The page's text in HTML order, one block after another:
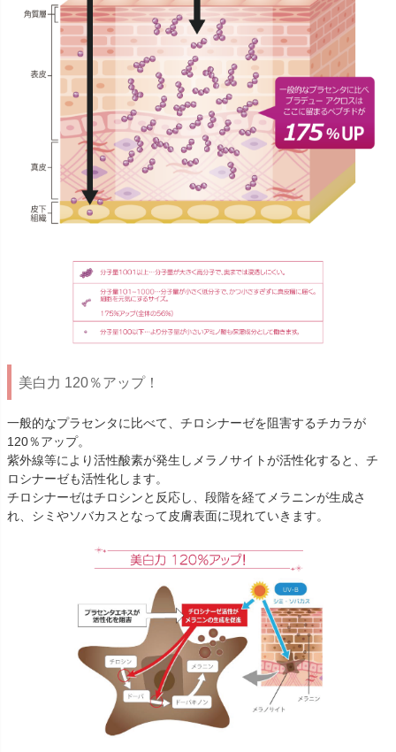
美白力 120％アップ！
一般的なプラセンタに比べて、チロシナーゼを阻害するチカラが
120％アップ。
紫外線等により活性酸素が発生しメラノサイトが活性化すると、チ
ロシナーゼも活性化します。
チロシナーゼはチロシンと反応し、段階を経てメラニンが生成さ
れ、シミやソバカスとなって皮膚表面に現れていきます。